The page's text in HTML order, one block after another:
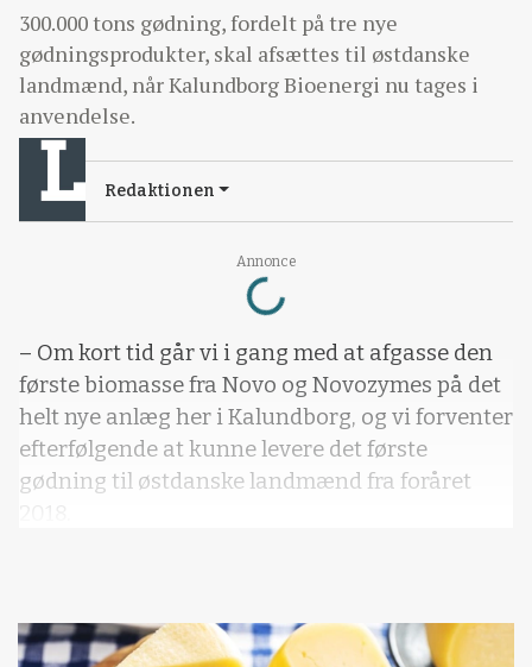
Annonce
Loading...
300.000 tons gødning, fordelt på tre nye
gødningsprodukter, skal afsættes til østdanske
landmænd, når Kalundborg Bioenergi nu tages i
anvendelse.
Redaktionen
– Om kort tid går vi i gang med at afgasse den
første biomasse fra Novo og Novozymes på det
helt nye anlæg her i Kalundborg, og vi forventer
efterfølgende at kunne levere det første
gødning til østdanske landmænd fra foråret